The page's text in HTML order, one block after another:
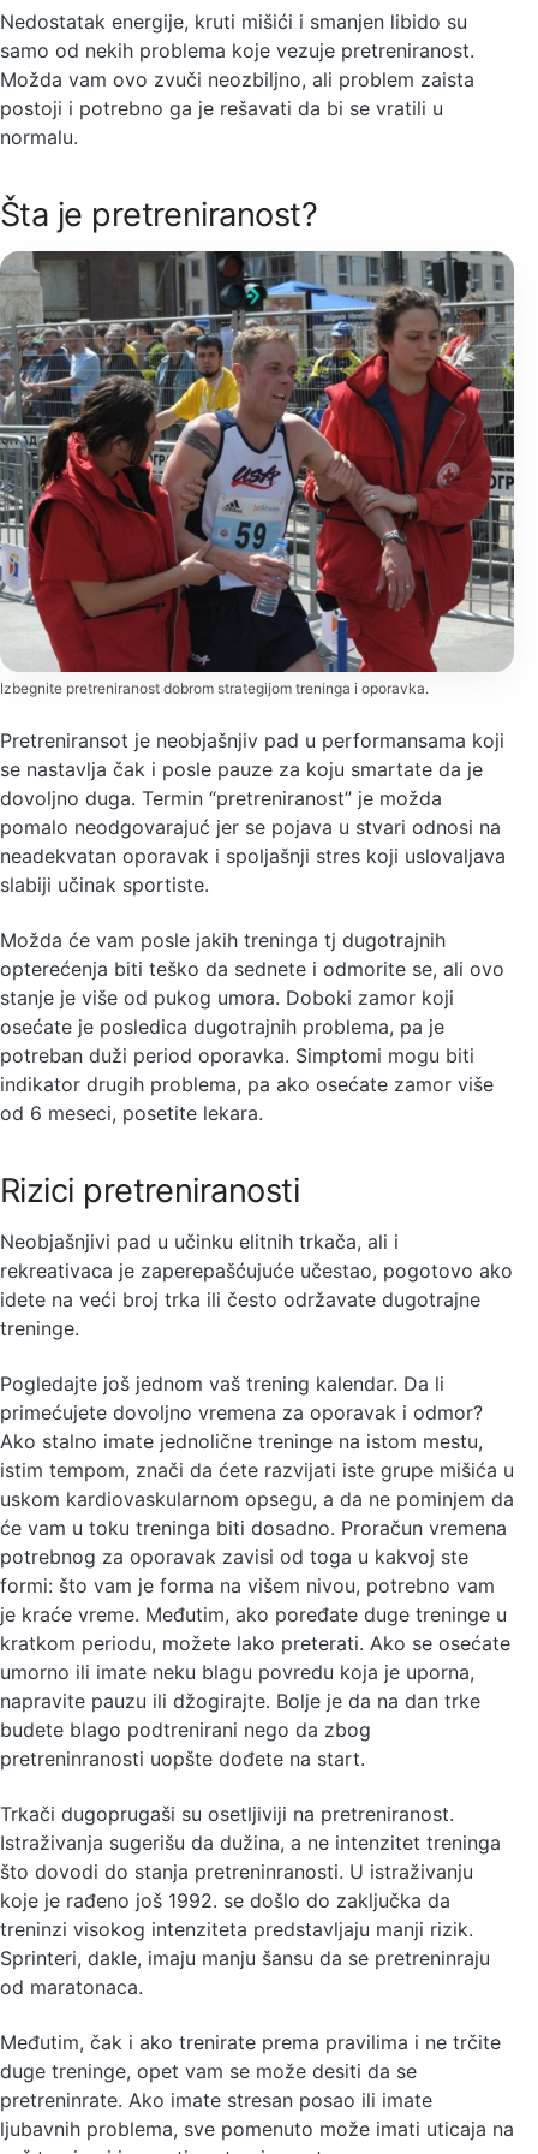
Nedostatak energije, kruti mišići i smanjen libido su
samo od nekih problema koje vezuje pretreniranost.
Možda vam ovo zvuči neozbiljno, ali problem zaista
postoji i potrebno ga je rešavati da bi se vratili u
normalu.
Šta je pretreniranost?
Izbegnite pretreniranost dobrom strategijom treninga i oporavka.
Pretreniransot je neobjašnjiv pad u performansama koji
se nastavlja čak i posle pauze za koju smartate da je
dovoljno duga. Termin “pretreniranost” je možda
pomalo neodgovarajuć jer se pojava u stvari odnosi na
neadekvatan oporavak i spoljašnji stres koji uslovaljava
slabiji učinak sportiste.
Možda će vam posle jakih treninga tj dugotrajnih
opterećenja biti teško da sednete i odmorite se, ali ovo
stanje je više od pukog umora. Doboki zamor koji
osećate je posledica dugotrajnih problema, pa je
potreban duži period oporavka. Simptomi mogu biti
indikator drugih problema, pa ako osećate zamor više
od 6 meseci, posetite lekara.
Rizici pretreniranosti
Neobjašnjivi pad u učinku elitnih trkača, ali i
rekreativaca je zaperepašćujuće učestao, pogotovo ako
idete na veći broj trka ili često održavate dugotrajne
treninge.
Pogledajte još jednom vaš trening kalendar. Da li
primećujete dovoljno vremena za oporavak i odmor?
Ako stalno imate jednolične treninge na istom mestu,
istim tempom, znači da ćete razvijati iste grupe mišića u
uskom kardiovaskularnom opsegu, a da ne pominjem da
će vam u toku treninga biti dosadno. Proračun vremena
potrebnog za oporavak zavisi od toga u kakvoj ste
formi: što vam je forma na višem nivou, potrebno vam
je kraće vreme. Međutim, ako poređate duge treninge u
kratkom periodu, možete lako preterati. Ako se osećate
umorno ili imate neku blagu povredu koja je uporna,
napravite pauzu ili džogirajte. Bolje je da na dan trke
budete blago podtrenirani nego da zbog
pretreninranosti uopšte dođete na start.
Trkači dugoprugaši su osetljiviji na pretreniranost.
Istraživanja sugerišu da dužina, a ne intenzitet treninga
što dovodi do stanja pretreninranosti. U istraživanju
koje je rađeno još 1992. se došlo do zaključka da
treninzi visokog intenziteta predstavljaju manji rizik.
Sprinteri, dakle, imaju manju šansu da se pretreninraju
od maratonaca.
Međutim, čak i ako trenirate prema pravilima i ne trčite
duge treninge, opet vam se može desiti da se
pretreninrate. Ako imate stresan posao ili imate
ljubavnih problema, sve pomenuto može imati uticaja na